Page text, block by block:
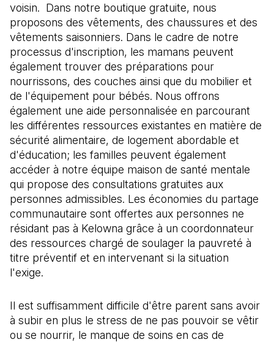
voisin. Dans notre boutique gratuite, nous
proposons des vêtements, des chaussures et des
vêtements saisonniers. Dans le cadre de notre
processus d'inscription, les mamans peuvent
également trouver des préparations pour
nourrissons, des couches ainsi que du mobilier et
de l'équipement pour bébés. Nous offrons
également une aide personnalisée en parcourant
les différentes ressources existantes en matière de
sécurité alimentaire, de logement abordable et
d'éducation; les familles peuvent également
accéder à notre équipe maison de santé mentale
qui propose des consultations gratuites aux
personnes admissibles. Les économies du partage
communautaire sont offertes aux personnes ne
résidant pas à Kelowna grâce à un coordonnateur
des ressources chargé de soulager la pauvreté à
titre préventif et en intervenant si la situation
l'exige.
Il est suffisamment difficile d'être parent sans avoir
à subir en plus le stress de ne pas pouvoir se vêtir
ou se nourrir, le manque de soins en cas de